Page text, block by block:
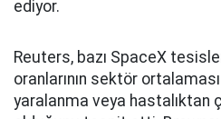
ediyor.
Reuters, bazı SpaceX
oranlarının sektör
yaralanma veya hastalıktan